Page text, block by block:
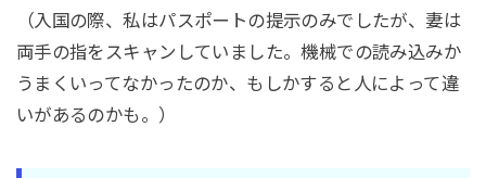
（入国の際、私はパスポートの提示のみでしたが、妻は
両手の指をスキャンしていました。機械での読み込みか
うまくいってなかったのか、もしかすると人によって違
いがあるのかも。）